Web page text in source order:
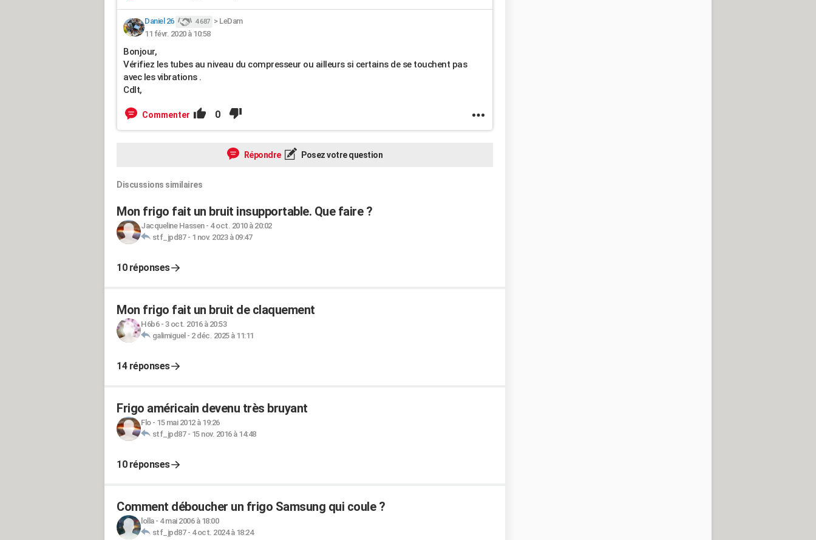
Daniel 26 4 687 > LeDam
11 févr. 2020 à 10:58
Bonjour,
Vérifiez les tubes au niveau du compresseur ou ailleurs si certains de se touchent pas
avec les vibrations .
Cdlt,
Commenter 0
Répondre Posez votre question
Discussions similaires
Mon frigo fait un bruit insupportable. Que faire ?
Jacqueline Hassen- 4 oct. 2010 à 20:02
stf_jpd87- 1 nov. 2023 à 09:47
10 réponses
Mon frigo fait un bruit de claquement
H6b6- 3 oct. 2016 à 20:53
galimiguel- 2 déc. 2025 à 11:11
14 réponses
Frigo américain devenu très bruyant
Flo- 15 mai 2012 à 19:26
stf_jpd87- 15 nov. 2016 à 14:48
10 réponses
Comment déboucher un frigo Samsung qui coule ?
lolla- 4 mai 2006 à 18:00
stf_jpd87- 4 oct. 2024 à 18:24